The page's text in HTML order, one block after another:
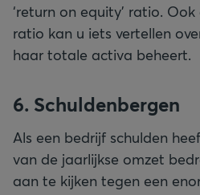
‘return on equity’ ratio. Ook
ratio kan u iets vertellen
haar totale activa beheert.
6. Schuldenbergen
Als een bedrijf schulden
van de jaarlijkse omzet
aan te kijken tegen een